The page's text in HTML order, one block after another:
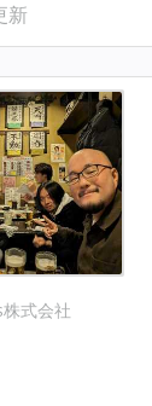
新
式会社